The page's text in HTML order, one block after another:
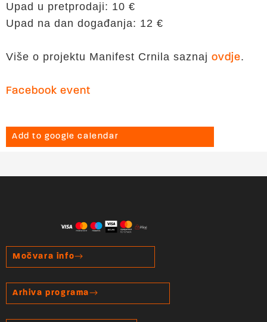
Upad u pretprodaji: 10 €
Upad na dan događanja: 12 €
Više o projektu Manifest Crnila saznaj ovdje.
Facebook event
Add to google calendar
Močvara info
Arhiva programa